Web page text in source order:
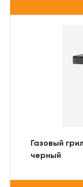
Газовый
черный